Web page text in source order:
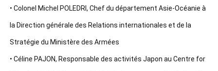
• Colonel Michel POLEDRI, Chef du département Asie-Océanie à
la Direction générale des Relations internationales et de la
Stratégie du Ministère des Armées
• Céline PAJON, Responsable des activités Japon au Centre for